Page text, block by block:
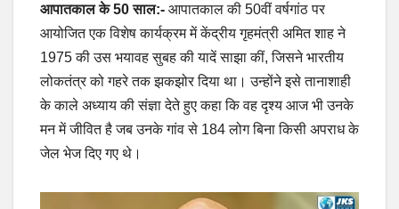
आपातकाल के 50 साल:- आपातकाल की 50वीं वर्षगांठ पर
आयोजित एक विशेष कार्यक्रम में केंद्रीय गृहमंत्री अमित शाह ने
1975 की उस भयावह सुबह की यादें साझा कीं, जिसने भारतीय
लोकतंत्र को गहरे तक झकझोर दिया था। उन्होंने इसे तानाशाही
के काले अध्याय की संज्ञा देते हुए कहा कि वह दृश्य आज भी उनके
मन में जीवित है जब उनके गांव से 184 लोग बिना किसी अपराध के
जेल भेज दिए गए थे।